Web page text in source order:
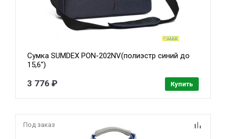
Сумка SUMDEX PON-202NV(полиэстр синий до
15,6")
3 776 ₽ Купить
Под заказ